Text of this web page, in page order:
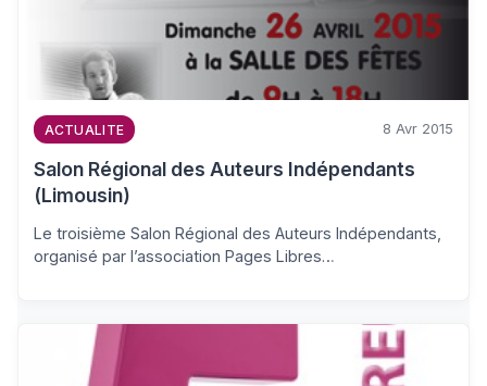
ACTUALITE 8 Avr 2015
Salon Régional des Auteurs Indépendants
(Limousin)
Le troisième Salon Régional des Auteurs Indépendants,
organisé par l’association Pages Libres…